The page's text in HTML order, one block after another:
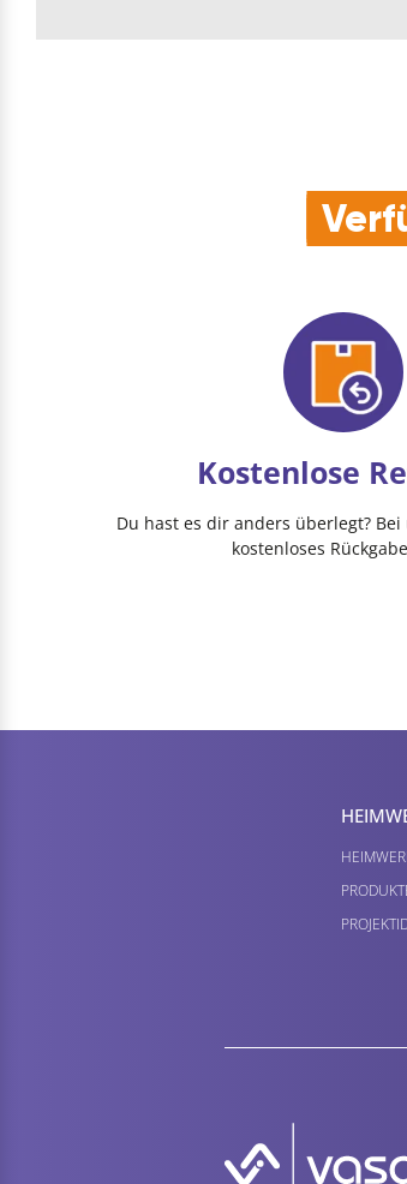
Kostenlose
Du hast es dir anders überlegt?
kostenloses